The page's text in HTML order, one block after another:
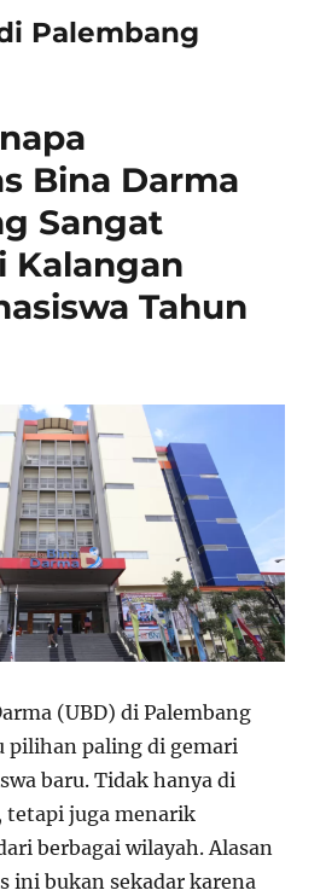
Palembang
Bina Darma
Sangat
Kalangan
Tahun
(UBD) di Palembang
pilihan paling di gemari
baru. Tidak hanya di
tetapi juga menarik
berbagai wilayah. Alasan
ini bukan sekadar karena